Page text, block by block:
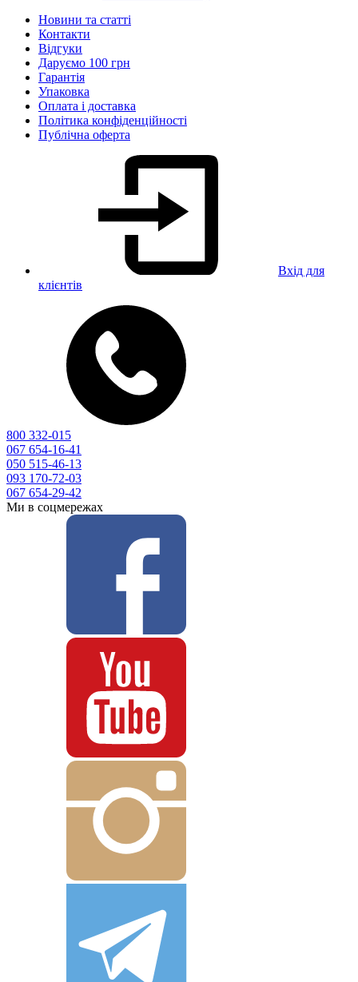
Новини та статті
Контакти
Відгуки
Даруємо 100 грн
Гарантія
Упаковка
Оплата і доставка
Політика конфіденційності
Публічна оферта
Вхід для
клієнтів
800 332-015
067 654-16-41
050 515-46-13
093 170-72-03
067 654-29-42
Ми в соцмережах